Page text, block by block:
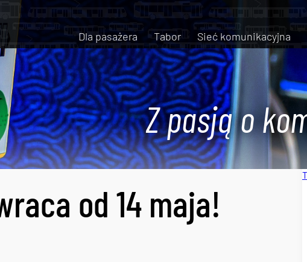
Dla pasażera Tabor Sieć komunikacyjna
Z pasją o
od 14 maja!